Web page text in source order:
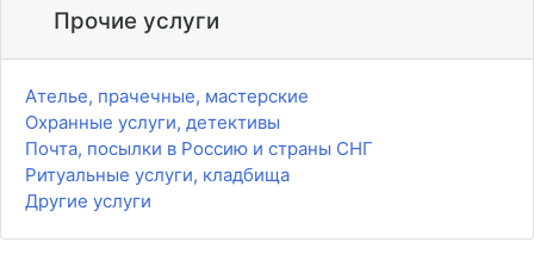
Прочие услуги
Ателье, прачечные, мастерские
Охранные услуги, детективы
Почта, посылки в Россию и страны СНГ
Ритуальные услуги, кладбища
Другие услуги